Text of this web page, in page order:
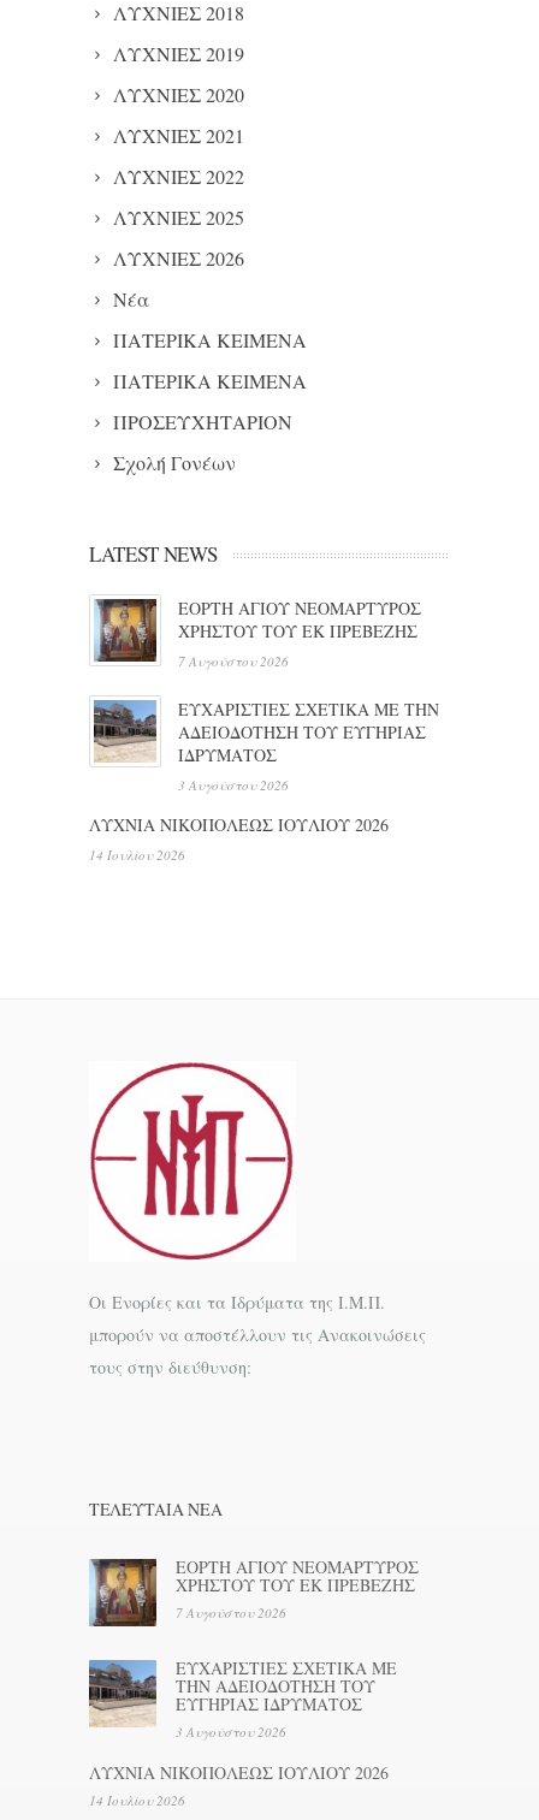
ΛΥΧΝΙΕΣ 2018
ΛΥΧΝΙΕΣ 2019
ΛΥΧΝΙΕΣ 2020
ΛΥΧΝΙΕΣ 2021
ΛΥΧΝΙΕΣ 2022
ΛΥΧΝΙΕΣ 2025
ΛΥΧΝΙΕΣ 2026
Νέα
ΠΑΤΕΡΙΚΑ ΚΕΙΜΕΝΑ
ΠΑΤΕΡΙΚΑ ΚΕΙΜΕΝΑ
ΠΡΟΣΕΥΧΗΤΑΡΙΟΝ
Σχολή Γονέων
LATEST NEWS
ΕΟΡΤΗ ΑΓΙΟΥ ΝΕΟΜΑΡΤΥΡΟΣ
ΧΡΗΣΤΟΥ ΤΟΥ ΕΚ ΠΡΕΒΕΖΗΣ
7 Αυγούστου 2026
ΕΥΧΑΡΙΣΤΙΕΣ ΣΧΕΤΙΚΑ ΜΕ ΤΗΝ
ΑΔΕΙΟΔΟΤΗΣΗ ΤΟΥ ΕΥΓΗΡΙΑΣ
ΙΔΡΥΜΑΤΟΣ
3 Αυγούστου 2026
ΛΥΧΝΙΑ ΝΙΚΟΠΟΛΕΩΣ ΙΟΥΛΙΟΥ 2026
14 Ιουλίου 2026
Οι Ενορίες και τα Ιδρύματα της Ι.Μ.Π.
μπορούν να αποστέλλουν τις Ανακοινώσεις
τους στην διεύθυνση:
ΤΕΛΕΥΤΑΊΑ ΝΕΑ
ΕΟΡΤΗ ΑΓΙΟΥ ΝΕΟΜΑΡΤΥΡΟΣ
ΧΡΗΣΤΟΥ ΤΟΥ ΕΚ ΠΡΕΒΕΖΗΣ
7 Αυγούστου 2026
ΕΥΧΑΡΙΣΤΙΕΣ ΣΧΕΤΙΚΑ ΜΕ
ΤΗΝ ΑΔΕΙΟΔΟΤΗΣΗ ΤΟΥ
ΕΥΓΗΡΙΑΣ ΙΔΡΥΜΑΤΟΣ
3 Αυγούστου 2026
ΛΥΧΝΙΑ ΝΙΚΟΠΟΛΕΩΣ ΙΟΥΛΙΟΥ 2026
14 Ιουλίου 2026